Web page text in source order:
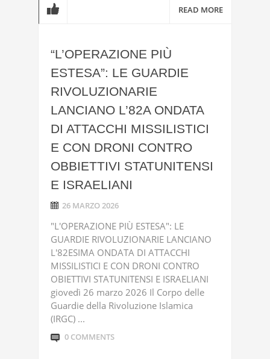
READ MORE
“L’OPERAZIONE PIÙ
ESTESA”: LE GUARDIE
RIVOLUZIONARIE
LANCIANO L’82A ONDATA
DI ATTACCHI MISSILISTICI
E CON DRONI CONTRO
OBBIETTIVI STATUNITENSI
E ISRAELIANI
26 MARZO 2026
"L'OPERAZIONE PIÙ ESTESA": LE
GUARDIE RIVOLUZIONARIE LANCIANO
L'82ESIMA ONDATA DI ATTACCHI
MISSILISTICI E CON DRONI CONTRO
OBIETTIVI STATUNITENSI E ISRAELIANI
giovedì 26 marzo 2026 Il Corpo delle
Guardie della Rivoluzione Islamica
(IRGC) ...
0 COMMENTS